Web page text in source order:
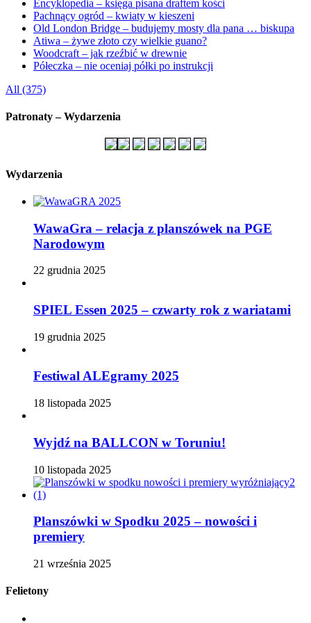
Encyklopedia – księga pisana draftem kości
Pachnący ogród – kwiaty w kieszeni
Old London Bridge – budujemy mosty dla pana … biskupa
Atiwa – żywe złoto czy wielkie guano?
Woodcraft – jak rzeźbić w drewnie
Półeczka – nie oceniaj półki po instrukcji
All (375)
Patronaty – Wydarzenia
Wydarzenia
WawaGra – relacja z planszówek na PGE
Narodowym
22 grudnia 2025
SPIEL Essen 2025 – czwarty rok z wariatami
19 grudnia 2025
Festiwal ALEgramy 2025
18 listopada 2025
Wyjdź na BALLCON w Toruniu!
10 listopada 2025
Planszówki w Spodku 2025 – nowości i
premiery
21 września 2025
Felietony